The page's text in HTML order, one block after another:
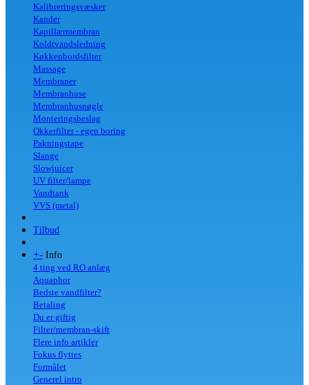
Kalibreringsvæsker
Kander
Kapillærmembran
Koldtvandsledning
Køkkenbordsfilter
Massage
Membraner
Membranhuse
Membranhusnøgle
Monteringsbeslag
Okkerfilter - egen boring
Pakningstape
Slange
Slowjuicer
UV filter/lampe
Vandtank
VVS (metal)
Tilbud
+- Info
4 ting ved RO anlæg
Aquaphor
Bedste vandfilter?
Betaling
Du er giftig
Filter/membran-skift
Flere info artikler
Fokus flyttes
Formålet
Generel intro